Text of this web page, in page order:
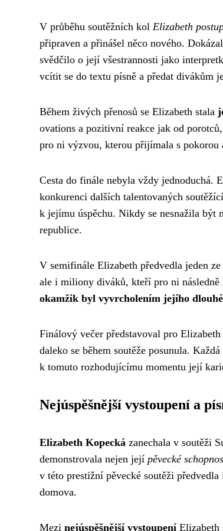
V průběhu soutěžních kol Elizabeth
připraven a přinášel něco nového.
svědčilo o její všestrannosti jako
vcítit se do textu písně a předat divákům
Během živých přenosů se Elizabeth stala
ovations a pozitivní reakce jak od
pro ni výzvou, kterou přijímala s pokorou
Cesta do finále nebyla vždy jednoduchá.
konkurenci dalších talentovaných
k jejímu úspěchu. Nikdy se nesnažila být
republice.
V semifinále Elizabeth předvedla jeden
ale i miliony diváků, kteří pro ni
okamžik byl vyvrcholením jejího
Finálový večer představoval pro
daleko se během soutěže posunula.
k tomuto rozhodujícímu momentu její
Nejúspěšnější vystoupení a
Elizabeth Kopecká zanechala v soutěži
demonstrovala nejen její pěvecké
v této prestižní pěvecké soutěži
domova.
Mezi nejúspěšnější vystoupeníElizabeth